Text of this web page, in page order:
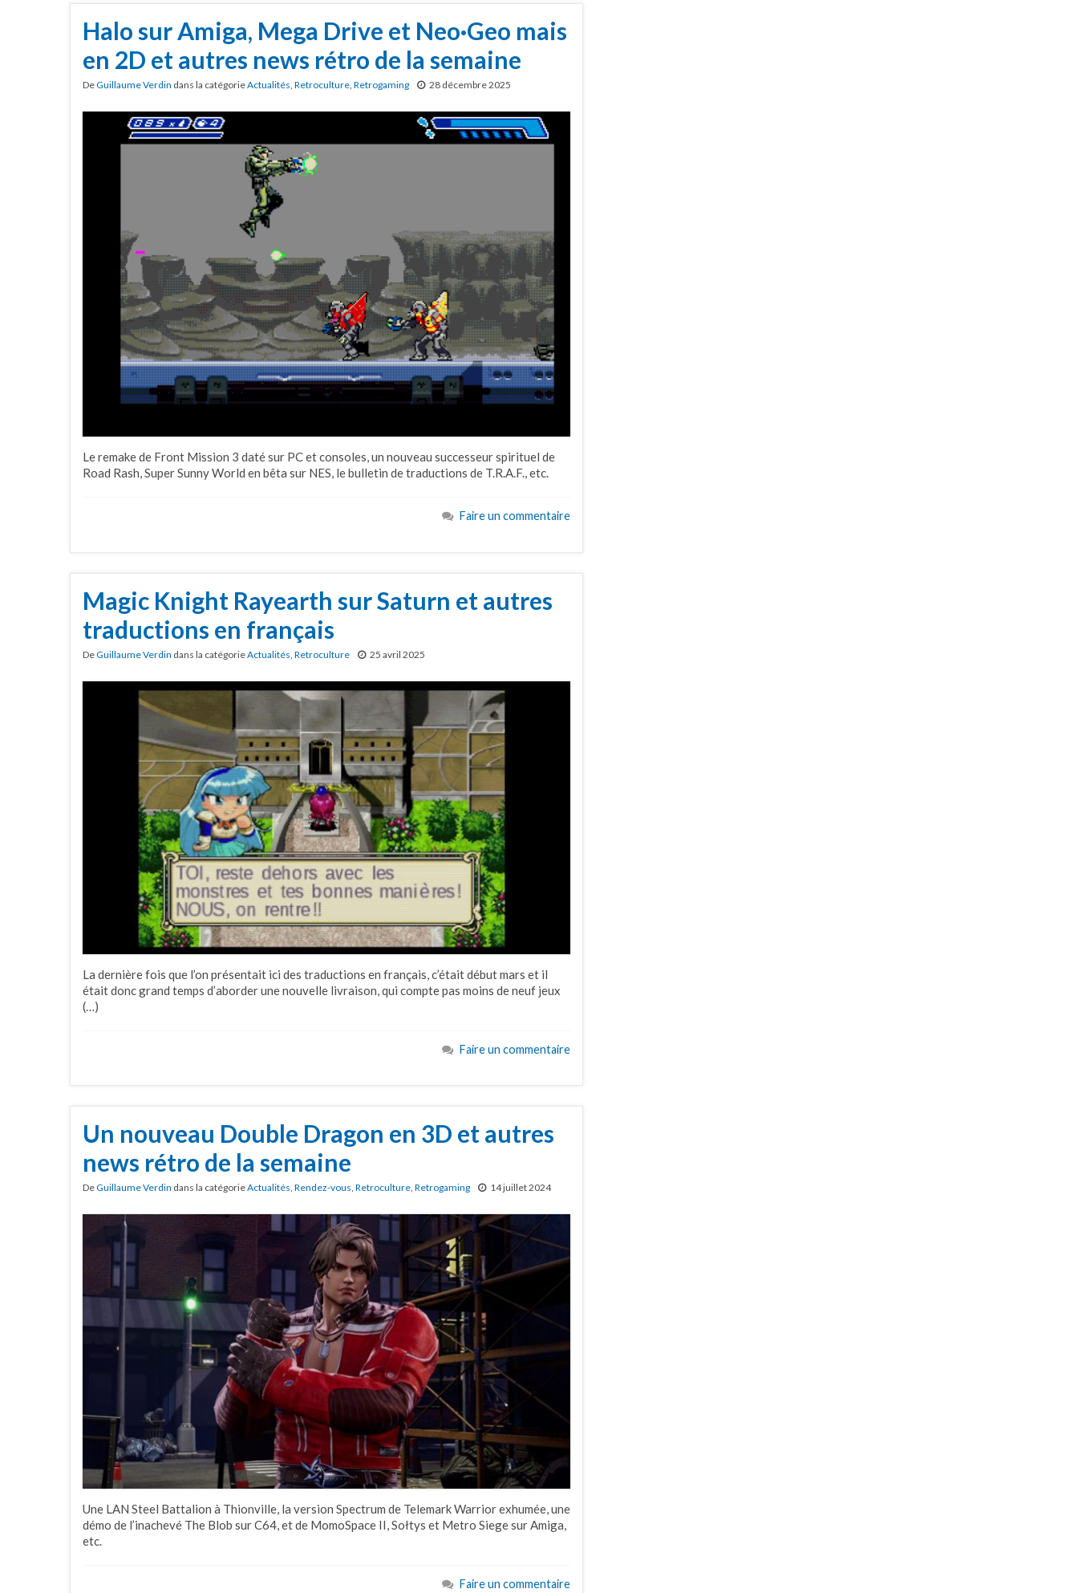
Halo sur Amiga, Mega Drive et Neo·Geo mais
en 2D et autres news rétro de la semaine
DeGuillaume Verdin dans la catégorieActualités Retroculture Retrogaming 28 décembre 2025
Le remake de Front Mission 3 daté sur PC et consoles, un nouveau successeur spirituel de
Road Rash, Super Sunny World en bêta sur NES, le bulletin de traductions de T.R.A.F., etc.
Faire un commentaire
Magic Knight Rayearth sur Saturn et autres
traductions en français
DeGuillaume Verdin dans la catégorieActualités Retroculture 25 avril 2025
La dernière fois que l’on présentait ici des traductions en français, c’était début mars et il
était donc grand temps d’aborder une nouvelle livraison, qui compte pas moins de neuf jeux
(…)
Faire un commentaire
Un nouveau Double Dragon en 3D et autres
news rétro de la semaine
DeGuillaume Verdin dans la catégorieActualités, Rendez-vous, Retroculture, Retrogaming 14 juillet 2024
Une LAN Steel Battalion à Thionville, la version Spectrum de Telemark Warrior exhumée, une
démo de l’inachevé The Blob sur C64, et de MomoSpace II, Sołtys et Metro Siege sur Amiga,
etc.
Faire un commentaire